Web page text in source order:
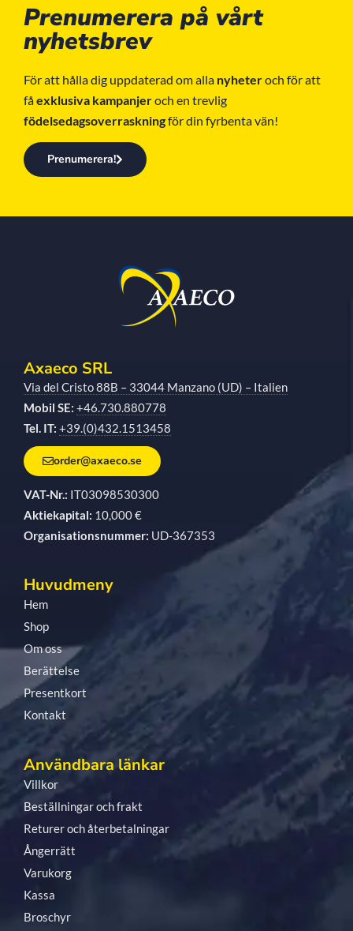
Prenumerera på vårt
nyhetsbrev
För att hålla dig uppdaterad om alla nyheteroch för att
fåexklusiva kampanjeroch en trevlig
födelsedagsoverraskningför din fyrbenta vän!
Prenumerera!
Axaeco SRL
Via del Cristo 88B – 33044 Manzano (UD) – Italien
Mobil SE: +46.730.880778
Tel. IT: +39.(0)432.1513458
order@axaeco.se
VAT-Nr.: IT03098530300
Aktiekapital: 10,000 €
Organisationsnummer: UD-367353
Huvudmeny
Hem
Shop
Om oss
Berättelse
Presentkort
Kontakt
Användbara länkar
Villkor
Beställningar och frakt
Returer och återbetalningar
Ångerrätt
Varukorg
Kassa
Broschyr